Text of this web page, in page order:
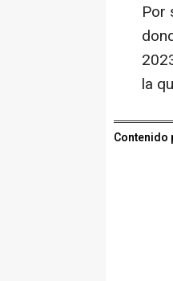
Por
la
Contenido